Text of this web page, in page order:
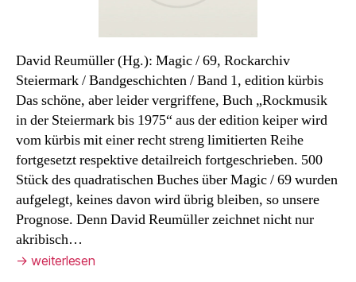
David Reumüller (Hg.): Magic / 69, Rockarchiv
Steiermark / Bandgeschichten / Band 1, edition kürbis
Das schöne, aber leider vergriffene, Buch „Rockmusik
in der Steiermark bis 1975“ aus der edition keiper wird
vom kürbis mit einer recht streng limitierten Reihe
fortgesetzt respektive detailreich fortgeschrieben. 500
Stück des quadratischen Buches über Magic / 69 wurden
aufgelegt, keines davon wird übrig bleiben, so unsere
Prognose. Denn David Reumüller zeichnet nicht nur
akribisch…
→ weiterlesen